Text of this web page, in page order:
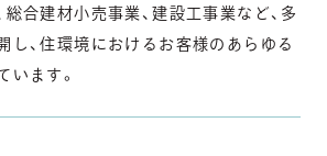
総合建材小売事業、建設工事業など、多
し、住環境におけるお客様のあらゆる
います。